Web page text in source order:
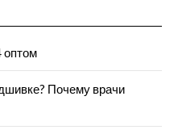
оптом
Почему врачи